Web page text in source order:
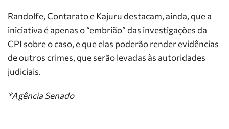
Randolfe, Contarato e Kajuru destacam, ainda, que a
iniciativa é apenas o “embrião” das investigações da
CPI sobre o caso, e que elas poderão render evidências
de outros crimes, que serão levadas às autoridades
judiciais.
*Agência Senado